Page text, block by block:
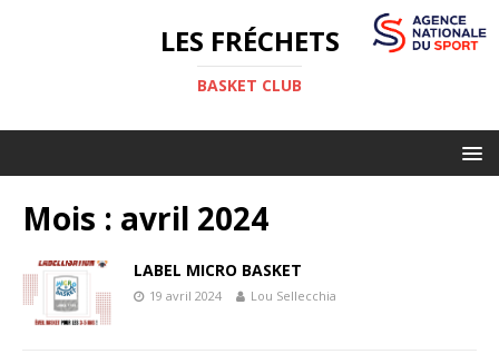
LES FRÉCHETS
BASKET CLUB
Mois : avril 2024
LABEL MICRO BASKET
19 avril 2024 Lou Sellecchia